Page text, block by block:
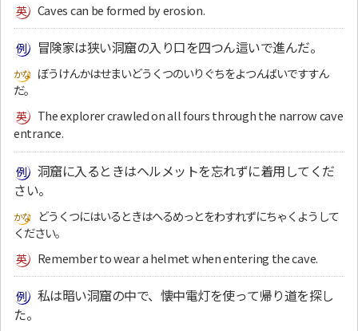
Caves can be formed by erosion.
冒険家は狭い洞窟の入り口を四つん這いで進んだ。
ぼうけんかはせまいどうくつのいりぐちをよつんばいですすん
だ。
The explorer crawled on all fours through the narrow cave
entrance.
洞窟に入るときはヘルメットを忘れずに着用してくだ
さい。
どうくつにはいるときはへるめっとをわすれずにちゃくようして
ください。
Remember to wear a helmet when entering the cave.
私は暗い洞窟の中で、懐中電灯を使って帰り道を探し
た。